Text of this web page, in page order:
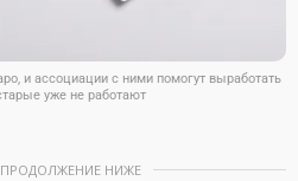
и ассоциации с ними помогут выработать
уже не работают
ПРОДОЛЖЕНИЕ НИЖЕ